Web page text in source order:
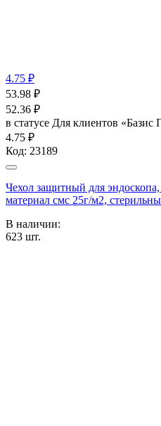
4.75 ₽
53.98 ₽
52.36 ₽
в статусе Для клиентов «Базис
4.75 ₽
Код: 23189
Чехол защитный для
материал смс 25г/м2,
В наличии:
623 шт.